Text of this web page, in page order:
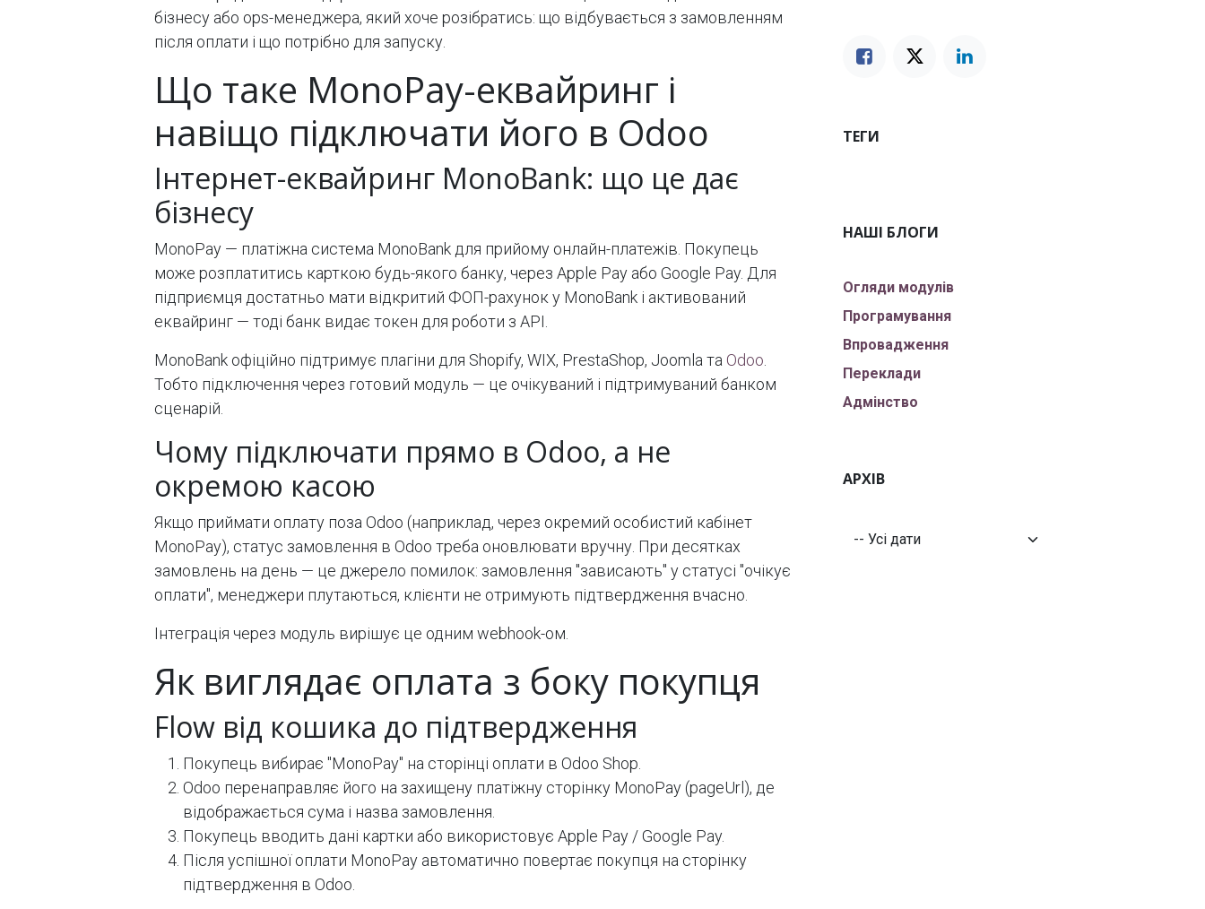
бізнесу або ops-менеджера, який хоче розібратись: що відбувається з замовленням
після оплати і що потрібно для запуску.
Що таке MonoPay-еквайринг і
навіщо підключати його в Odoo
Інтернет-еквайринг MonoBank: що це дає
бізнесу
MonoPay — платіжна система MonoBank для прийому онлайн-платежів. Покупець
може розплатитись карткою будь-якого банку, через Apple Pay або Google Pay. Для
підприємця достатньо мати відкритий ФОП-рахунок у MonoBank і активований
еквайринг — тоді банк видає токен для роботи з API.
MonoBank офіційно підтримує плагіни для Shopify, WIX, PrestaShop, Joomla та Odoo
Тобто підключення через готовий модуль — це очікуваний і підтримуваний банком
сценарій.
Чому підключати прямо в Odoo, а не
окремою касою
Якщо приймати оплату поза Odoo (наприклад, через окремий особистий кабінет
MonoPay), статус замовлення в Odoo треба оновлювати вручну. При десятках
замовлень на день — це джерело помилок: замовлення "зависають" у статусі "очікує
оплати", менеджери плутаються, клієнти не отримують підтвердження вчасно.
Інтеграція через модуль вирішує це одним webhook-ом.
Як виглядає оплата з боку покупця
Flow від кошика до підтвердження
Покупець вибирає "MonoPay" на сторінці оплати в Odoo Shop.
Odoo перенаправляє його на захищену платіжну сторінку MonoPay (pageUrl), де
відображається сума і назва замовлення.
Покупець вводить дані картки або використовує Apple Pay / Google Pay.
Після успішної оплати MonoPay автоматично повертає покупця на сторінку
підтвердження в Odoo.
ТЕГИ
НАШІ БЛОГИ
Огляди модулів
Програмування
Впровадження
Переклади
Адмінство
АРХІВ